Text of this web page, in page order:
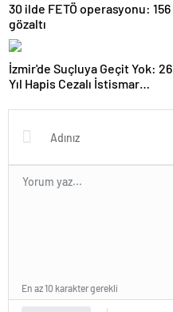
30 ilde FETÖ operasyonu: 156
gözaltı
İzmir'de Suçluya Geçit Yok: 26
Yıl Hapis Cezalı İstismar
En az 10 karakter gerekli